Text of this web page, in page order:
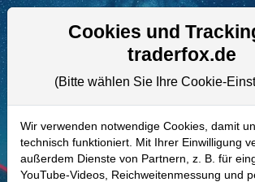
881396 | EAT–Brinker
Aktie
Realtime-Aktienkurs:
Cookies und
traderfox.de
(Bitte wählen Sie Ihre Cookie-
Wir verwenden notwendige Cookies, damit
technisch funktioniert. Mit Ihrer Einwilligung
außerdem Dienste von Partnern, z. B. für
YouTube-Videos, Reichweitenmessung und